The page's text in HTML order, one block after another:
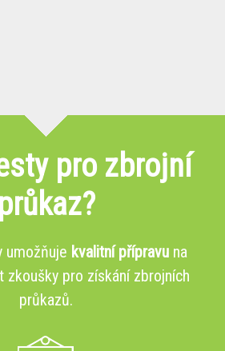
pro zbrojní
průkaz?
umožňuje kvalitní přípravu na
pro získání zbrojních
průkazů.